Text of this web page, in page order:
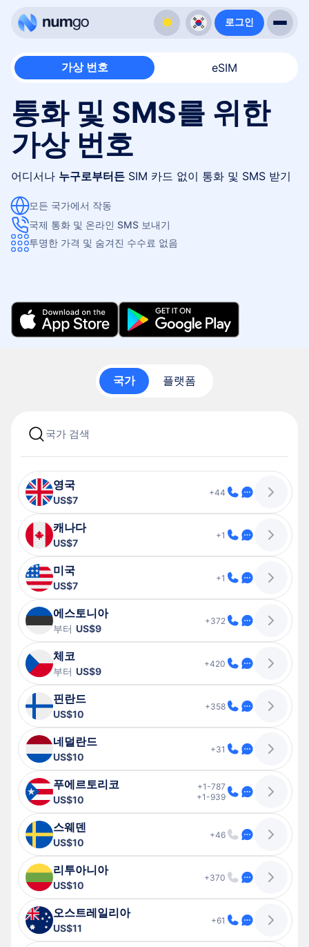
로그인
가상 번호 eSIM
통화 및 SMS를 위한
가상 번호
어디서나 누구로부터든 SIM 카드 없이 통화 및 SMS 받기
모든 국가에서 작동
국제 통화 및 온라인 SMS 보내기
투명한 가격 및 숨겨진 수수료 없음
국가 플랫폼
영국
US$7
+44
캐나다
US$7
+1
미국
US$7
+1
에스토니아
부터 US$9
+372
체코
부터 US$9
+420
핀란드
US$10
+358
네덜란드
US$10
+31
푸에르토리코
US$10
+1-787
+1-939
스웨덴
US$10
+46
리투아니아
US$10
+370
오스트레일리아
US$11
+61